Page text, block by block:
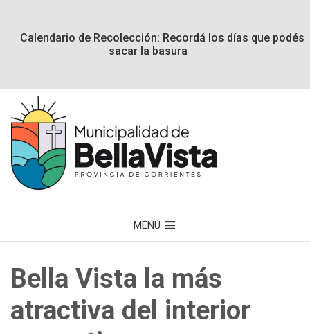
Calendario de Recolección: Recordá los días que podés
sacar la basura
MENÚ
Bella Vista la más
atractiva del interior